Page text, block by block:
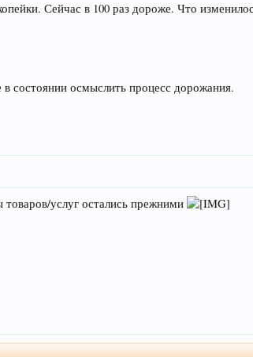
Сейчас в 100 раз дороже. Что
в состоянии осмыслить процесс дорожания.
услуг остались прежними